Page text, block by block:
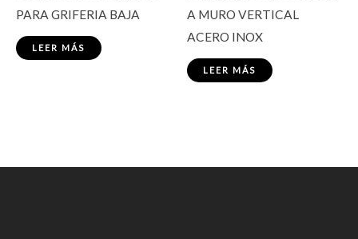
PARA GRIFERIA BAJA
LEER MÁS
A MURO VERTICAL
ACERO INOX
LEER MÁS